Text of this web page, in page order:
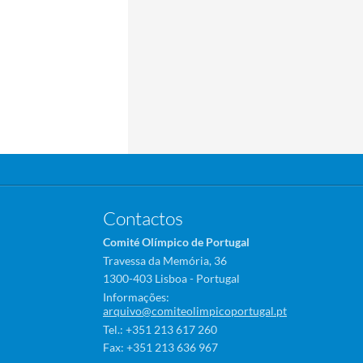
Contactos
Comité Olímpico de Portugal
Travessa da Memória, 36
1300-403 Lisboa - Portugal
Informações:
arquivo@comiteolimpicoportugal.pt
Tel.: +351 213 617 260
Fax: +351 213 636 967